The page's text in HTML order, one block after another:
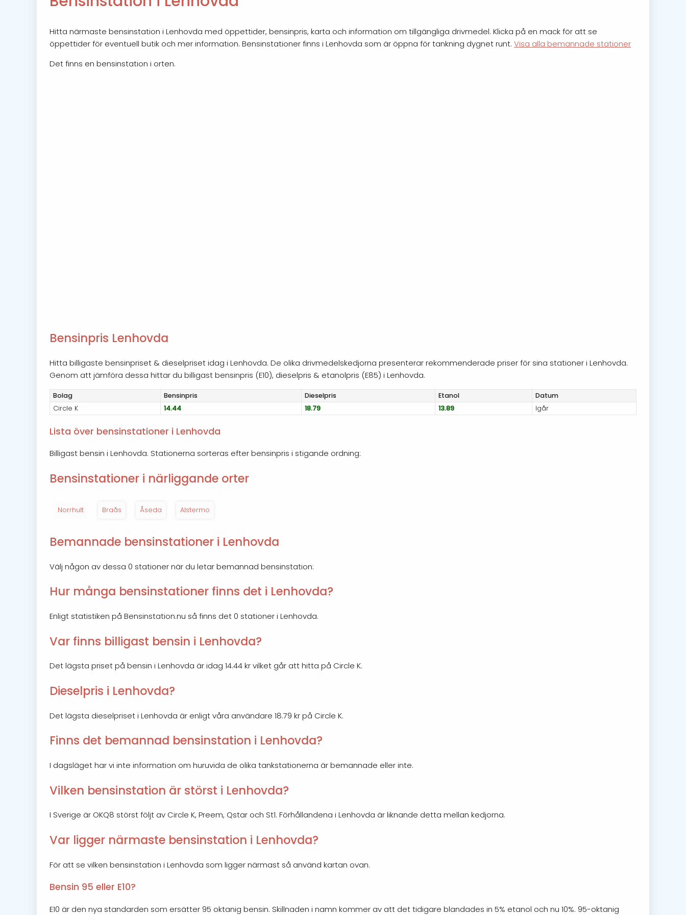
Hitta närmaste bensinstation i Lenhovda med öppettider, bensinpris, karta och information om tillgängliga drivmedel. Klicka på en mack för att se
öppettider för eventuell butik och mer information. Bensinstationer finns i Lenhovda som är öppna för tankning dygnet runt. Visa alla bemannade stationer
Det finns en bensinstation i orten.
Bensinpris Lenhovda
Hitta billigaste bensinpriset & dieselpriset idag i Lenhovda. De olika drivmedelskedjorna presenterar rekommenderade priser för sina stationer i Lenhovda.
Genom att jämföra dessa hittar du billigast bensinpris (E10), dieselpris & etanolpris (E85) i Lenhovda.
Bolag Bensinpris Dieselpris Etanol
Datum
Circle K
14.44 18.79 13.89 Igår
Lista över bensinstationer i Lenhovda
Billigast bensin i Lenhovda. Stationerna sorteras efter bensinpris i stigande ordning:
Bensinstationer i närliggande orter
Norrhult Braås Åseda Alstermo
Bemannade bensinstationer i Lenhovda
Välj någon av dessa 0 stationer när du letar bemannad bensinstation:
Hur många bensinstationer finns det i Lenhovda?
Enligt statistiken på Bensinstation.nu så finns det 0 stationer i Lenhovda.
Var finns billigast bensin i Lenhovda?
Det lägsta priset på bensin i Lenhovda är idag 14.44 kr vilket går att hitta på Circle K.
Dieselpris i Lenhovda?
Det lägsta dieselpriset i Lenhovda är enligt våra användare 18.79 kr på Circle K.
Finns det bemannad bensinstation i Lenhovda?
I dagsläget har vi inte information om huruvida de olika tankstationerna är bemannade eller inte.
Vilken bensinstation är störst i Lenhovda?
I Sverige är OKQ8 störst följt av Circle K, Preem, Qstar och St1. Förhållandena i Lenhovda är liknande detta mellan kedjorna.
Var ligger närmaste bensinstation i Lenhovda?
För att se vilken bensinstation i Lenhovda som ligger närmast så använd kartan ovan.
Bensin 95 eller E10?
E10 är den nya standarden som ersätter 95 oktanig bensin. Skillnaden i namn kommer av att det tidigare blandades in 5% etanol och nu 10%. 95-oktanig